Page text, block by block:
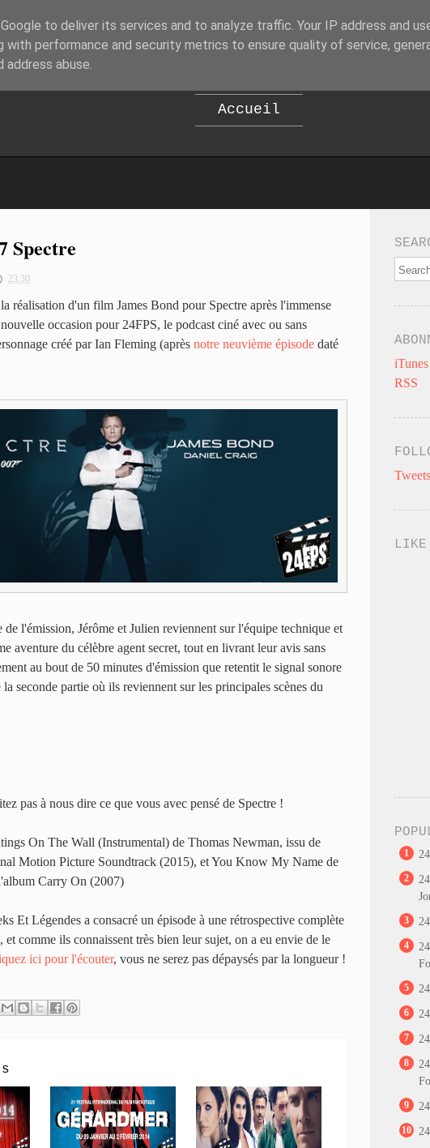
B EPOD
Accueil
Spectre
23:30
réalisation d'un film James Bond pour Spectre après l'immense
occasion pour 24FPS, le podcast ciné avec ou sans
créé par Ian Fleming (après notre neuvième épisode daté
de l'émission, Jérôme et Julien reviennent sur l'équipe technique et
aventure du célèbre agent secret, tout en livrant leur avis sans
au bout de 50 minutes d'émission que retentit le signal sonore
seconde partie où ils reviennent sur les principales scènes du
pas à nous dire ce que vous avec pensé de Spectre !
On The Wall (Instrumental) de Thomas Newman, issu de
Motion Picture Soundtrack (2015), et You Know My Name de
Carry On (2007)
Et Légendes a consacré un épisode à une rétrospective complète
et comme ils connaissent très bien leur sujet, on a eu envie de le
ici pour l'écouter, vous ne serez pas dépaysés par la longueur !
iTunes
RSS
LIKE
1
2
3
4
5
6
7
8
9
10
to deliver its services and to analyze traffic. Your IP address and
with performance and security metrics to ensure quality of service,
abuse.